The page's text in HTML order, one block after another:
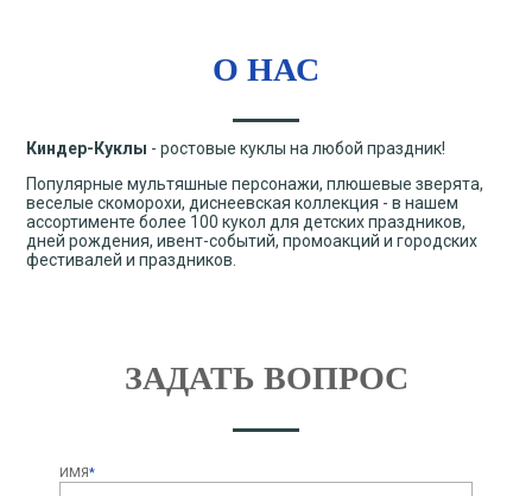
О НАС
Киндер-Куклы - ростовые куклы на любой праздник!
Популярные мультяшные персонажи, плюшевые зверята,
веселые скоморохи, диснеевская коллекция - в нашем
ассортименте более 100 кукол для детских праздников,
дней рождения, ивент-событий, промоакций и городских
фестивалей и праздников.
ЗАДАТЬ ВОПРОС
ИМЯ*